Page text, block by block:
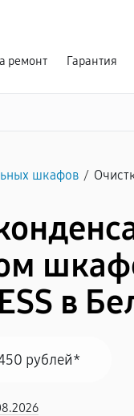
ремонт Гарантия
шкафов /
в
рублей*